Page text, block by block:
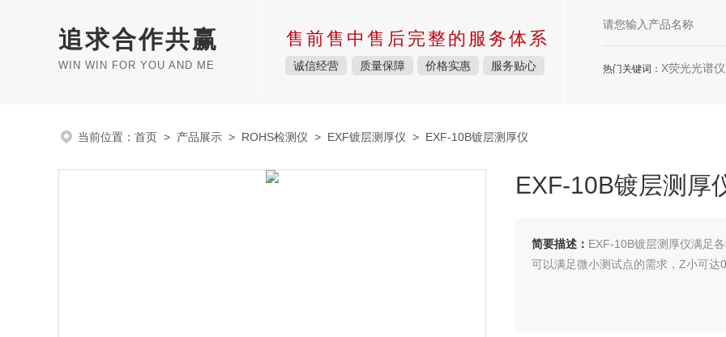
追求合作共赢
WIN WIN FOR YOU AND ME
售前售中售后完整的服务体系
诚信经营 质量保障 价格实惠 服务贴心 热门关键词： X荧光光谱仪
当前位置： 首页 > 产品展示 > ROHS检测仪 > EXF镀层测厚仪 > EXF-10B镀层测厚仪
EXF-10B镀层测厚
简要描述： EXF-10B镀层测厚仪满足
可以满足微小测试点的需求，Z小可达